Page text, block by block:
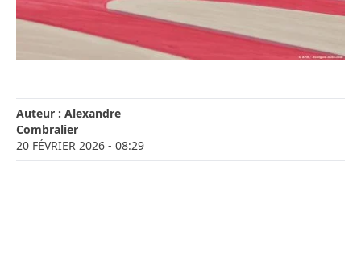
Auteur : Alexandre
Combralier
20 FÉVRIER 2026 - 08:29